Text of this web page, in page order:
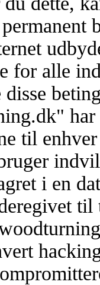
for alle
til
i en
til